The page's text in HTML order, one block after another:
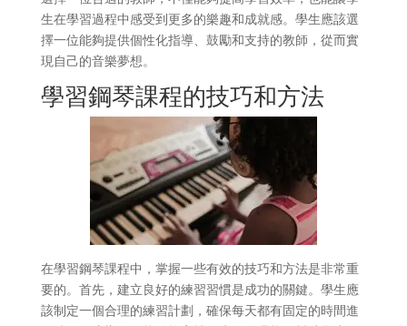
生在學習過程中感受到更多的樂趣和成就感。學生應該選
擇一位能夠提供個性化指導、鼓勵和支持的教師，從而實
現自己的音樂夢想。
學習鋼琴課程的技巧和方法
在學習鋼琴課程中，掌握一些有效的技巧和方法是非常重
要的。首先，建立良好的練習習慣是成功的關鍵。學生應
該制定一個合理的練習計劃，確保每天都有固定的時間進